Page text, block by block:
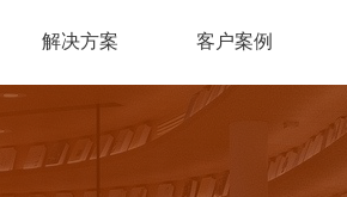
解决方案 客户案例